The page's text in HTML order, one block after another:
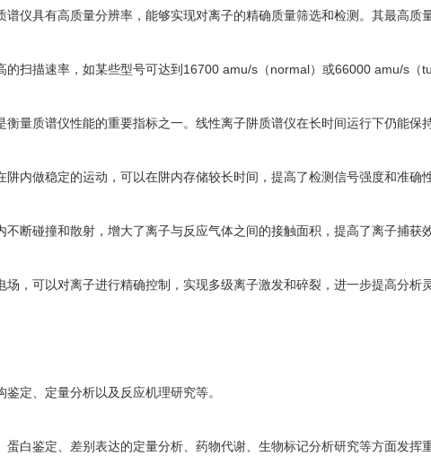
谱仪具有高质量分辨率，能够实现对离子的精确质量筛选和检测。其最高质
的扫描速率，如某些型号可达到16700 amu/s（normal）或66000 amu/s（
量质谱仪性能的重要指标之一。线性离子阱质谱仪在长时间运行下仍能保
内做稳定的运动，可以在阱内存储较长时间，提高了检测信号强度和准确性
断碰撞和散射，增大了离子与反应气体之间的接触面积，提高了离子捕获效
，可以对离子进行精确控制，实现多级离子激发和碎裂，进一步提高分析
定、定量分析以及反应机理研究等。
白鉴定、差别表达的定量分析、药物代谢、生物标记分析研究等方面发挥